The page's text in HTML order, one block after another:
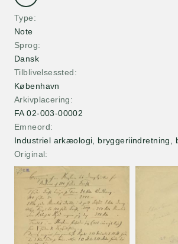
Type
Note
Sprog
Dansk
Tilblivelsessted
København
Arkivplacering
FA 02-003-00002
Emneord
Industriel arkæologi, bryggeriindretning,
Original